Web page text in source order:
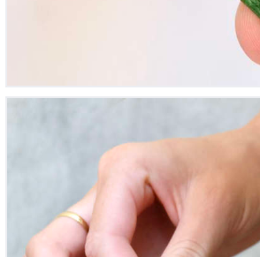
Submariner Mini –